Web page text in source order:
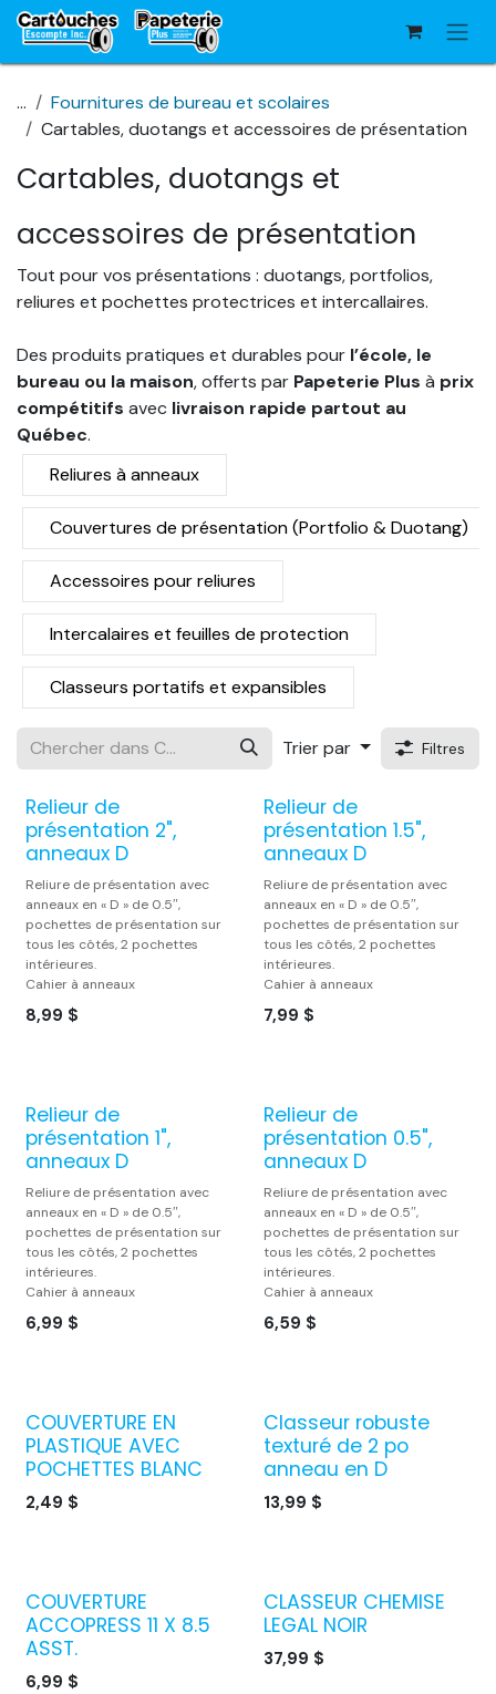
Se rendre au contenu
...
Fournitures de bureau et scolaires
Cartables, duotangs et accessoires de présentation
Cartables, duotangs et
accessoires de présentation
Tout pour vos présentations : duotangs, portfolios,
reliures et pochettes protectrices et intercallaires.
Des produits pratiques et durables pour l’école, le
bureau ou la maison, offerts par Papeterie Plus à prix
compétitifs avec livraison rapide partout au
Québec.
Reliures à anneaux
Couvertures de présentation (Portfolio & Duotang)
Accessoires pour reliures
Intercalaires et feuilles de protection
Classeurs portatifs et expansibles
Trier par Filtres
Le choix du proprio
Relieur de
présentation 2",
anneaux D
Reliure de présentation avec
anneaux en « D » de 0.5″,
pochettes de présentation sur
tous les côtés, 2 pochettes
intérieures.
Cahier à anneaux
8,99 $
Relieur de
présentation 1.5",
anneaux D
Reliure de présentation avec
anneaux en « D » de 0.5″,
pochettes de présentation sur
tous les côtés, 2 pochettes
intérieures.
Cahier à anneaux
7,99 $
Le choix du proprio
Relieur de
présentation 1",
anneaux D
Reliure de présentation avec
anneaux en « D » de 0.5″,
pochettes de présentation sur
tous les côtés, 2 pochettes
intérieures.
Cahier à anneaux
6,99 $
Le choix du proprio
Relieur de
présentation 0.5",
anneaux D
Reliure de présentation avec
anneaux en « D » de 0.5″,
pochettes de présentation sur
tous les côtés, 2 pochettes
intérieures.
Cahier à anneaux
6,59 $
COUVERTURE EN
PLASTIQUE AVEC
POCHETTES BLANC
2,49 $
Classeur robuste
texturé de 2 po
anneau en D
13,99 $
COUVERTURE
ACCOPRESS 11 X 8.5
ASST.
6,99 $
CLASSEUR CHEMISE
LEGAL NOIR
37,99 $